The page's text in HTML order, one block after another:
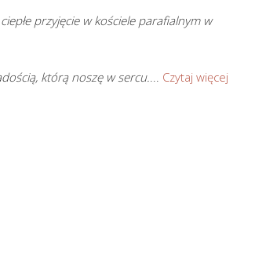
przyjęcie w kościele parafialnym w
którą noszę w sercu.... Czytaj więcej